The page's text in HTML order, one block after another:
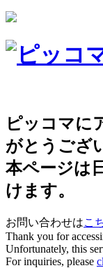
ピッコマに
がとうござ
本ページは
けます。
お問い合わせはこ
Thank you for
Unfortunately, this
For inquiries, please